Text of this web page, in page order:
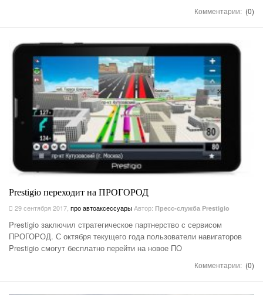
Комментарии: (0)
Prestigio переходит на ПРОГОРОД
29 сентября 2017, про автоаксессуарыАвтор: Пресс-служба Prestigio
Prestigio заключил стратегическое партнерство с сервисом
ПРОГОРОД. С октября текущего года пользователи навигаторов
Prestigio смогут бесплатно перейти на новое ПО
Комментарии: (0)